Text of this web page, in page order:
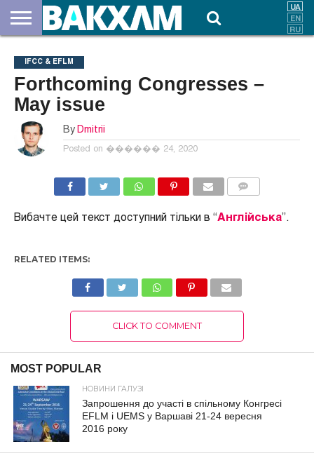
НАС
ВНЕСКИ
ДОКУМЕНТИ
НОВИНИ
КОНТАКТИ
IFCC & EFLM
Forthcoming Congresses –
May issue
By Dmitrii
Posted on ������ 24, 2020
Вибачте цей текст доступний тільки в “Англійська”.
RELATED ITEMS:
CLICK TO COMMENT
MOST POPULAR
НОВИНИ ГАЛУЗІ
Запрошення до участі в спільному Конгресі
EFLM і UEMS у Варшаві 21-24 вересня
2016 року